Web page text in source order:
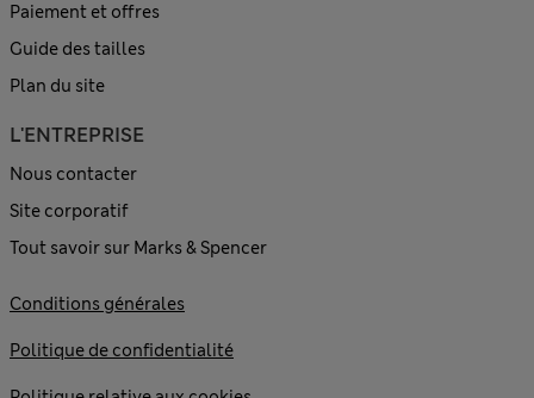
Paiement et offres
Guide des tailles
Plan du site
L'ENTREPRISE
Nous contacter
Site corporatif
Tout savoir sur Marks & Spencer
Conditions générales
Politique de confidentialité